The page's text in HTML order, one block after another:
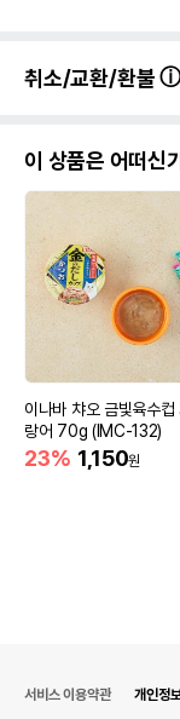
취소/교환/환불
이 상품은 어떠신
이나바 챠오 금빛육수컵
랑어 70g (IMC-132)
23% 1,150원
서비스 이용약관 개인정